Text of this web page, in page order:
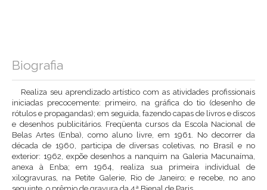
Biografia
Realiza seu aprendizado artístico com as atividades profissionais
iniciadas precocemente: primeiro, na gráfica do tio (desenho de
rótulos e propagandas); em seguida, fazendo capas de livros e discos
e desenhos publicitários. Freqüenta cursos da Escola Nacional de
Belas Artes (Enba), como aluno livre, em 1961. No decorrer da
década de 1960, participa de diversas coletivas, no Brasil e no
exterior: 1962, expõe desenhos a nanquim na Galeria Macunaíma,
anexa à Enba; em 1964, realiza sua primeira individual de
xilogravuras, na Petite Galerie, Rio de Janeiro; e recebe, no ano